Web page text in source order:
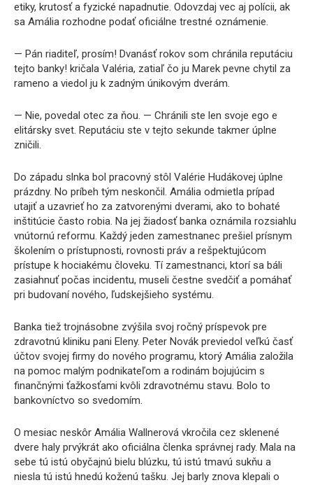
etiky, krutosť a fyzické napadnutie. Odovzdaj vec aj polícii, ak
sa Amália rozhodne podať oficiálne trestné oznámenie.
— Pán riaditeľ, prosím! Dvanásť rokov som chránila reputáciu
tejto banky! kričala Valéria, zatiaľ čo ju Marek pevne chytil za
rameno a viedol ju k zadným únikovým dverám.
— Nie, povedal otec za ňou. — Chránili ste len svoje ego e
elitársky svet. Reputáciu ste v tejto sekunde takmer úplne
zničili.
Do západu slnka bol pracovný stôl Valérie Hudákovej úplne
prázdny. No príbeh tým neskončil. Amália odmietla prípad
utajiť a uzavrieť ho za zatvorenými dverami, ako to bohaté
inštitúcie často robia. Na jej žiadosť banka oznámila rozsiahlu
vnútornú reformu. Každý jeden zamestnanec prešiel prísnym
školením o prístupnosti, rovnosti práv a rešpektujúcom
prístupe k hociakému človeku. Tí zamestnanci, ktorí sa báli
zasiahnuť počas incidentu, museli čestne svedčiť a pomáhať
pri budovaní nového, ľudskejšieho systému.
Banka tiež trojnásobne zvýšila svoj ročný príspevok pre
zdravotnú kliniku pani Eleny. Peter Novák previedol veľkú časť
účtov svojej firmy do nového programu, ktorý Amália založila
na pomoc malým podnikateľom a rodinám bojujúcim s
finančnými ťažkosťami kvôli zdravotnému stavu. Bolo to
bankovníctvo so svedomím.
O mesiac neskôr Amália Wallnerová vkročila cez sklenené
dvere haly prvýkrát ako oficiálna členka správnej rady. Mala na
sebe tú istú obyčajnú bielu blúzku, tú istú tmavú sukňu a
niesla tú istú hnedú koženú tašku. Jej barly znova klepali o